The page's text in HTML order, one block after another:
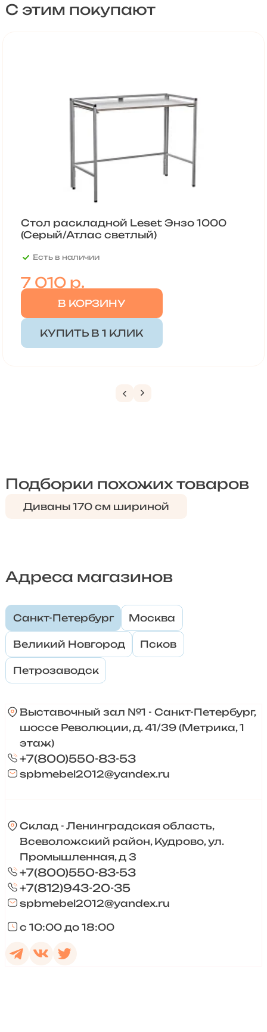
С этим покупают
Стол раскладной Leset Энзо 1000
(Серый/Атлас светлый)
Есть в наличии
7 010р.
В КОРЗИНУ
КУПИТЬ В 1 КЛИК
Подборки похожих товаров
Диваны 170 см шириной
Адреса магазинов
Санкт-Петербург Москва
Великий Новгород Псков
Петрозаводск
Выставочный зал №1 - Санкт-Петербург,
шоссе Революции, д. 41/39 (Метрика, 1
этаж)
+7(800)550-83-53
spbmebel2012@yandex.ru
Склад - Ленинградская область,
Всеволожский район, Кудрово, ул.
Промышленная, д 3
+7(800)550-83-53
+7(812)943-20-35
spbmebel2012@yandex.ru
с 10:00 до 18:00